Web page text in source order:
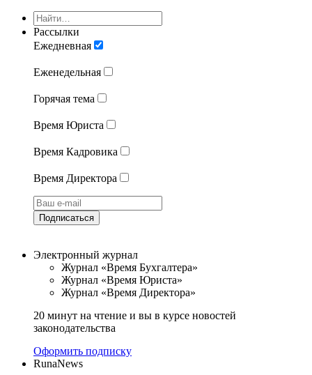
Рассылки
Ежедневная
Еженедельная
Горячая тема
Время Юриста
Время Кадровика
Время Директора
Подписаться
Электронный журнал
Журнал «Время Бухгалтера»
Журнал «Время Юриста»
Журнал «Время Директора»
20 минут на чтение и вы в курсе новостей
законодательства
Оформить подписку
RunaNews